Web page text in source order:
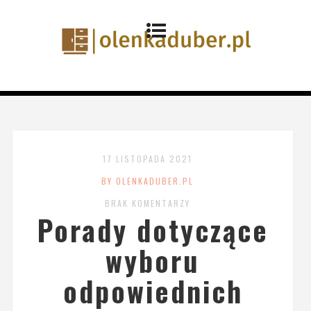
17 LISTOPADA 2021
BY OLENKADUBER.PL
BRAK KOMENTARZY
Porady dotyczące
wyboru
odpowiednich